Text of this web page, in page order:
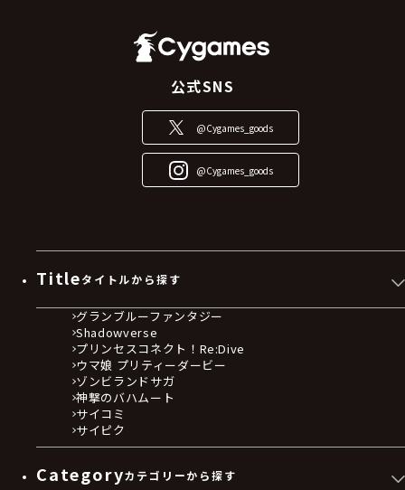
公式SNS
@Cygames_goods
@Cygames_goods
Titleタイトルから探す
グランブルーファンタジー
Shadowverse
プリンセスコネクト！Re:Dive
ウマ娘 プリティーダービー
ゾンビランドサガ
神撃のバハムート
サイコミ
サイピク
Categoryカテゴリーから探す